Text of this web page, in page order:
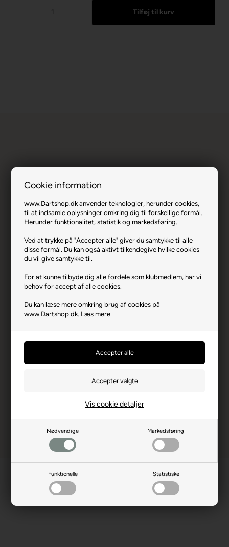
Cookie information
www.Dartshop.dk anvender teknologier, herunder cookies,
til at indsamle oplysninger omkring dig til forskellige formål.
Herunder funktionalitet, statistik og markedsføring.
Ved at trykke på "Accepter alle" giver du samtykke til alle
disse formål. Du kan også aktivt tilkendegive hvilke cookies
du vil give samtykke til.
For at kunne tilbyde dig alle fordele som klubmedlem, har vi
behov for accept af alle cookies.
Du kan læse mere omkring brug af cookies på
www.Dartshop.dk. Læs mere
Nødvendige Markedsføring
Funktionelle Statistiske
Vis cookie detaljer
Varenr.: UN-27441
Producent
Unicorn
Vægt
21
Materiale
Længde i mm
52,3
Producentadresse
Producent hjemmeside
unicorn-darts.com
Dart er en sport for voksne.
Børn bør ikke spille uden